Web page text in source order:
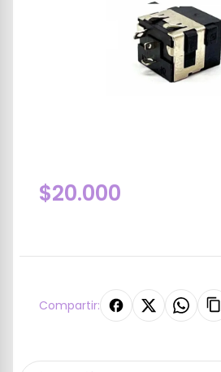
$20.000
Compartir: